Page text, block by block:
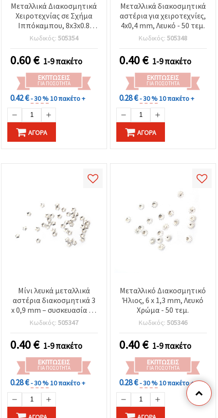
Μεταλλικά Διακοσμητικά
Χειροτεχνίας σε Σχήμα
Ιππόκαμπου, 8x3x0.8
mm, Λευκό Χρώμα - 50
τμχ
Κωδικός: 505354
0.60€ 1-9 πακέτο
ΕΚΠΤΏΣΕΙΣ
ΓΙΑ ΠΟΣΌΤΗΤΑ
0.42 €- 30 %10 πακέτο +
ΑΓΟΡΆ
Μεταλλικά διακοσμητικά
αστέρια για χειροτεχνίες,
4x0,4 mm, Λευκό - 50 τεμ.
Κωδικός: 505348
0.40€ 1-9 πακέτο
ΕΚΠΤΏΣΕΙΣ
ΓΙΑ ΠΟΣΌΤΗΤΑ
0.28 €- 30 %10 πακέτο +
ΑΓΟΡΆ
Μίνι λευκά μεταλλικά
αστέρια διακοσμητικά 3
x 0,9 mm – συσκευασία 50
τεμ. για DIY χειροτεχνίες
& γιορτινές διακοσμήσεις
Κωδικός: 505347
0.40€ 1-9 πακέτο
ΕΚΠΤΏΣΕΙΣ
ΓΙΑ ΠΟΣΌΤΗΤΑ
0.28 €- 30 %10 πακέτο +
Μεταλλικό Διακοσμητικό
Ήλιος, 6 x 1,3 mm, Λευκό
Χρώμα - 50 τεμ.
Κωδικός: 505346
0.40€ 1-9 πακέτο
ΕΚΠΤΏΣΕΙΣ
ΓΙΑ ΠΟΣΌΤΗΤΑ
0.28 €- 30 %10 πακέτο +